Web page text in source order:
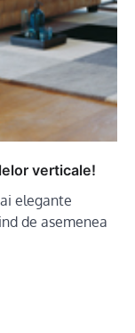
verticale!
elegante
de asemenea